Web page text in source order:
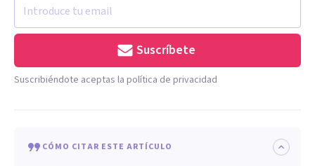
Suscríbete
Suscribiéndote aceptas la política de privacidad
CÓMO CITAR ESTE ARTÍCULO